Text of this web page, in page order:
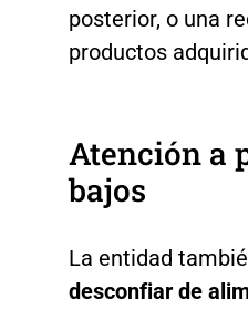
posterior, o una
productos
Atención a
bajos
La entidad
desconfiar de